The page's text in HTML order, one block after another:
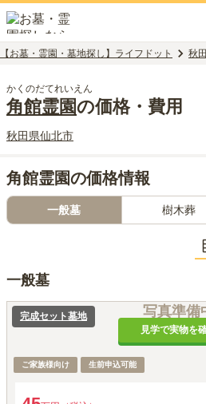
【お墓・霊園・墓地探し】ライフドット 秋
かくのだてれいえん
角館霊園の価格・費用
秋田県仙北市
角館霊園の価格情報
一般墓 樹木葬
一般墓
写真準備
見学で実物を
完成セット墓地
ご家族様向け 生前申込可能